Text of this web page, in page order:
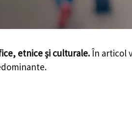
etnice și culturale.În articol